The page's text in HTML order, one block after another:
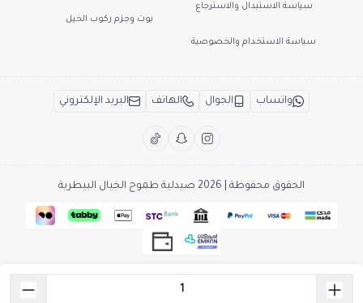
سياسة الاستبدال والاسترجاع
سياسة الاستخدام والخصوصية
بوت وجزم ركوب الخيل
واتساب الجوال الهاتف البريد الإلكتروني
الحقوق محفوظة | 2026 صيدلية طموح الخيال البيطرية